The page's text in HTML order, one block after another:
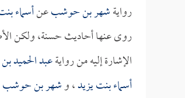
روايةشهر بن حوشبعنأسماء
روى عنها أحاديث حسنة، ولكن
الإشارة إليه من روايةعبد الحميد
أسماء بنت يزيد، وشهر بن حوشب